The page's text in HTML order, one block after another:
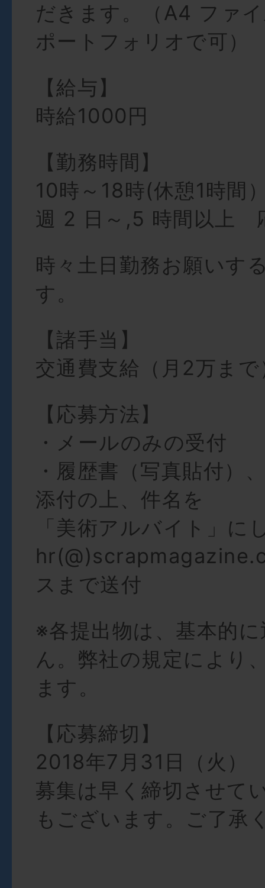
だきます。（A4 ファ
ポートフォリオで可）
【給与】
時給1000円
【勤務時間】
10時～18時(休憩1時間
週 2 日～,5 時間以上
時々土日勤務お願いす
す。
【諸手当】
交通費支給（月2万まで
【応募方法】
・メールのみの受付
・履歴書（写真貼付）
添付の上、件名を
「美術アルバイト」に
スまで送付
※各提出物は、基本的
ん。弊社の規定により
ます。
【応募締切】
2018年7月31日（火）
募集は早く締切させて
もございます。ご了承